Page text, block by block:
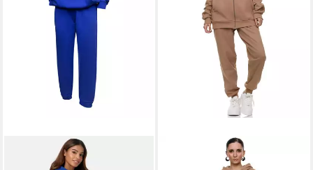
WORLDCLASSCA
Jogginganzug Worldclassca
Freizeitanzug Damen